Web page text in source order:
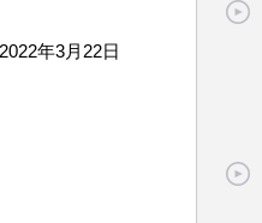
年3月22日